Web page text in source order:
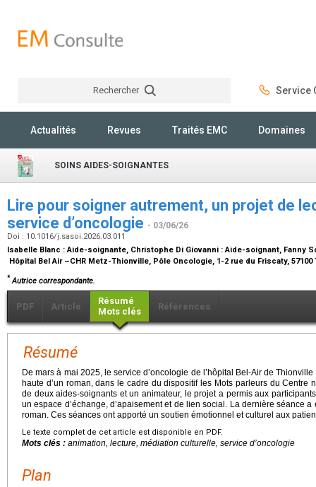
Rechercher Service
Actualités Revues Traités EMC Domaines
SOINS AIDES-SOIGNANTES
Lire pour soigner autrement, un projet de
service d’oncologie - 03/06/26
Doi : 10.1016/j.sasoi.2026.03.011
Isabelle Blanc :Aide-soignante, Christophe Di Giovanni :Aide-soignant, Fanny
Hôpital Bel Air –CHR Metz-Thionville, Pôle Oncologie, 1-2 rue du Friscaty,
* Autrice correspondante.
PDF Article
Résumé
Mots clés
Références
Résumé
De mars à mai 2025, le service d’oncologie de l’hôpital Bel-Air de
haute d’un roman, dans le cadre du dispositif les Mots parleurs du Centre
de deux aides-soignants et un animateur, le projet a permis aux
un espace d’échange, d’apaisement et de lien social. La dernière séance
roman. Ces séances ont apporté un soutien émotionnel et culturel aux
Le texte complet de cet article est disponible en PDF.
Mots clés : animation, lecture, médiation culturelle, service d’oncologie
Plan